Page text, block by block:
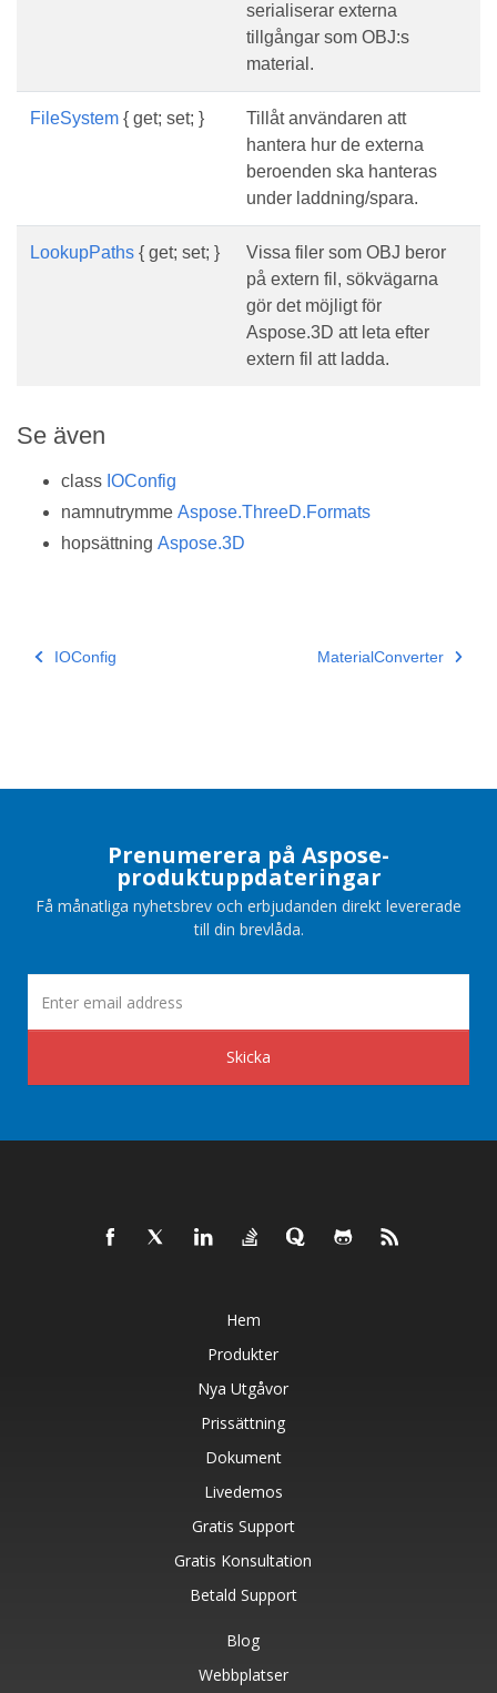
serialiserar externa
tillgångar som OBJ:s
material.
FileSystem { get; set; }
Tillåt användaren att
hantera hur de externa
beroenden ska hanteras
under laddning/spara.
LookupPaths { get; set; }
Vissa filer som OBJ beror
på extern fil, sökvägarna
gör det möjligt för
Aspose.3D att leta efter
extern fil att ladda.
Se även
class IOConfig
namnutrymme Aspose.ThreeD.Formats
hopsättning Aspose.3D
IOConfig MaterialConverter
Prenumerera på Aspose-
produktuppdateringar
Få månatliga nyhetsbrev och erbjudanden direkt levererade
till din brevlåda.
Skicka
Hem
Produkter
Nya Utgåvor
Prissättning
Dokument
Livedemos
Gratis Support
Gratis Konsultation
Betald Support
Blog
Webbplatser